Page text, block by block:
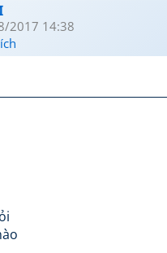
2017 14:38